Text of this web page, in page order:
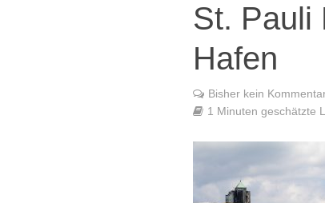
St. Pauli
Hafen
Bisher kein
1 Minuten geschätzte